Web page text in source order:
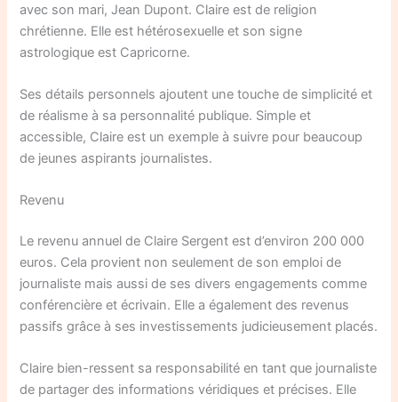
avec son mari, Jean Dupont. Claire est de religion
chrétienne. Elle est hétérosexuelle et son signe
astrologique est Capricorne.
Ses détails personnels ajoutent une touche de simplicité et
de réalisme à sa personnalité publique. Simple et
accessible, Claire est un exemple à suivre pour beaucoup
de jeunes aspirants journalistes.
Revenu
Le revenu annuel de Claire Sergent est d’environ 200 000
euros. Cela provient non seulement de son emploi de
journaliste mais aussi de ses divers engagements comme
conférencière et écrivain. Elle a également des revenus
passifs grâce à ses investissements judicieusement placés.
Claire bien-ressent sa responsabilité en tant que journaliste
de partager des informations véridiques et précises. Elle